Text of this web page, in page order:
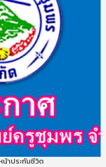
น้าประกันชีวิต